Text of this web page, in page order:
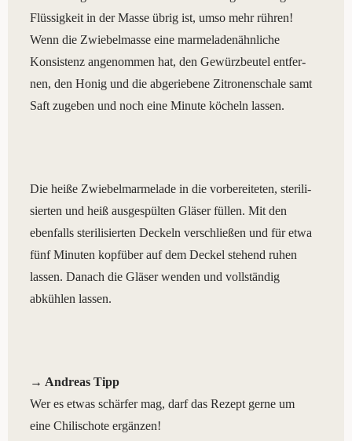
Flüs­sig­keit in der Mas­se übrig ist, umso mehr rüh­ren!
Wenn die Zwie­bel­mas­se eine mar­me­la­den­ähn­li­che
Konsis­tenz ange­nom­men hat, den Gewürz­beu­tel ent­fer­
nen, den Honig und die abge­rie­be­ne Zitro­nen­scha­le samt
Saft zuge­ben und noch eine Minu­te köcheln lassen.
Die hei­ße Zwie­bel­mar­me­la­de in die vor­be­rei­te­ten, ste­ri­li­
sier­ten und heiß aus­ge­spül­ten Glä­ser fül­len. Mit den
eben­falls ste­ri­li­sier­ten Deckeln ver­schlie­ßen und für etwa
fünf Minu­ten kopf­über auf dem Deckel ste­hend ruhen
las­sen. Danach die Glä­ser wen­den und voll­ständig
abküh­len lassen.
→ Andre­as Tipp
Wer es etwas schär­fer mag, darf das Rezept ger­ne um
eine Chi­li­scho­te ergänzen!